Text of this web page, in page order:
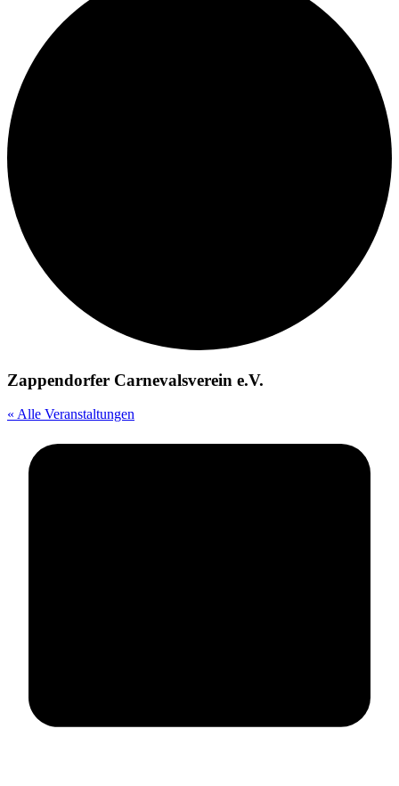
Zappendorfer Carnevalsverein e.V.
« Alle Veranstaltungen